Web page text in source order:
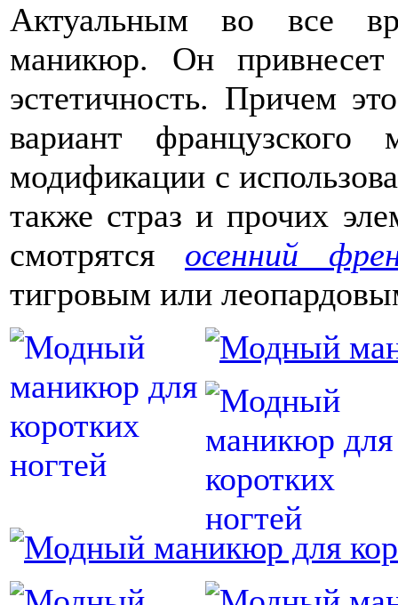
Актуальным во все
маникюр. Он
эстетичность. Причем
вариант
модификации с
также страз и прочих
смотрятся осенний
тигровым или